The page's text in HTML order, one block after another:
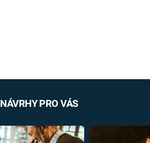
NÁVRHY PRO VÁS